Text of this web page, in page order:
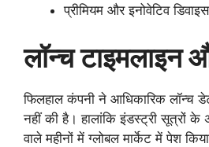
प्रीमियम और इनोवेटिव
लॉन्च टाइमलाइन
फिलहाल कंपनी ने आधिकारिक लॉन्च
नहीं की है। हालांकि इंडस्ट्री सूत्रों के
वाले महीनों में ग्लोबल मार्केट में पेश